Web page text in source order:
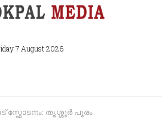
7 August 2026
സ്ഫോടനം: തൃശ്ശൂർ പൂരം